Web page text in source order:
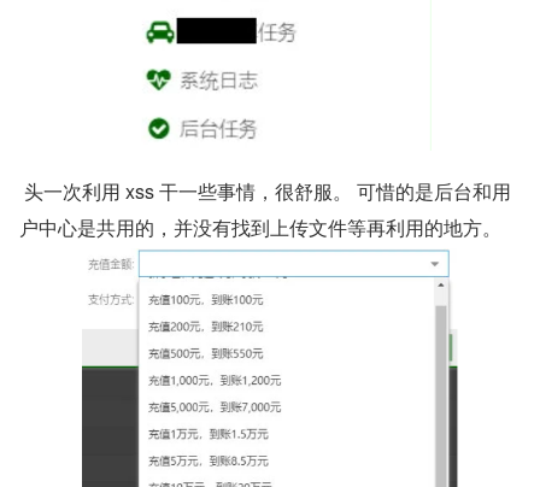
头一次利用 xss 干一些事情，很舒服。 可惜的是后台和用
户中心是共用的，并没有找到上传文件等再利用的地方。